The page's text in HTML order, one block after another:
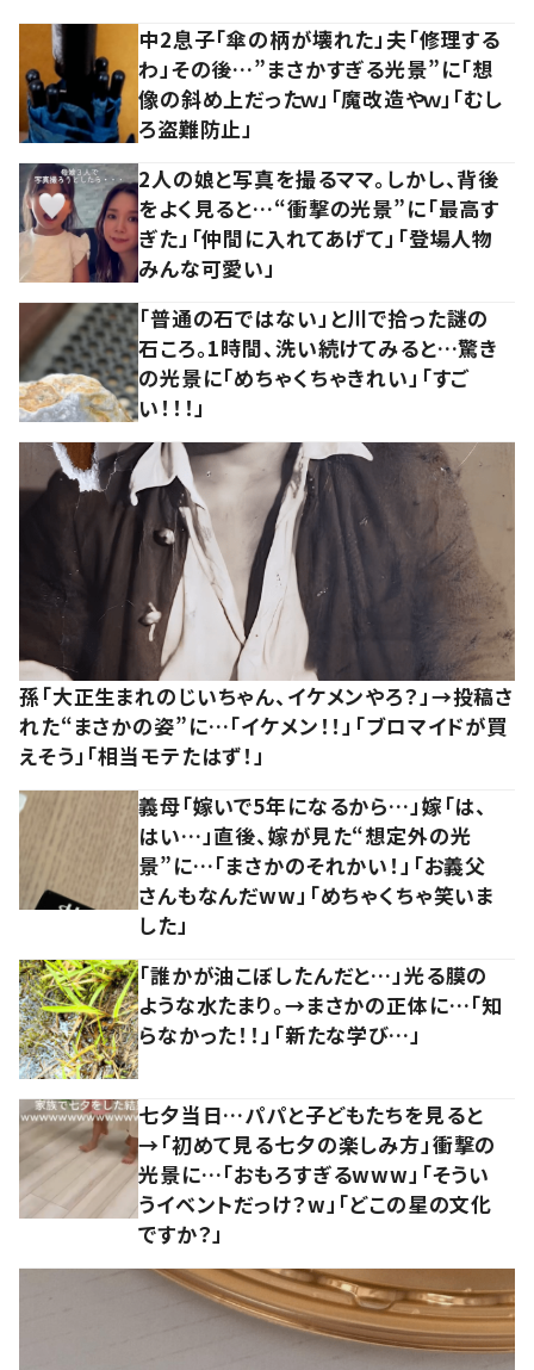
中2息子「傘の柄が壊れた」夫「修理する
わ」その後…”まさかすぎる光景”に「想
像の斜め上だったｗ」「魔改造やｗ」「むし
ろ盗難防止」
2人の娘と写真を撮るママ。しかし、背後
をよく見ると…“衝撃の光景”に「最高す
ぎた」「仲間に入れてあげて」「登場人物
みんな可愛い」
「普通の石ではない」と川で拾った謎の
石ころ。1時間、洗い続けてみると…驚き
の光景に「めちゃくちゃきれい」「すご
い！！！」
孫「大正生まれのじいちゃん、イケメンやろ？」→投稿さ
れた“まさかの姿”に…「イケメン！！」「ブロマイドが買
えそう」「相当モテたはず！」
義母「嫁いで5年になるから…」嫁「は、
はい…」直後、嫁が見た“想定外の光
景”に…「まさかのそれかい！」「お義父
さんもなんだww」「めちゃくちゃ笑いま
した」
「誰かが油こぼしたんだと…」光る膜の
ような水たまり。→まさかの正体に…「知
らなかった！！」「新たな学び…」
七夕当日…パパと子どもたちを見ると
→「初めて見る七夕の楽しみ方」衝撃の
光景に…「おもろすぎるwww」「そうい
うイベントだっけ？w」「どこの星の文化
ですか？」